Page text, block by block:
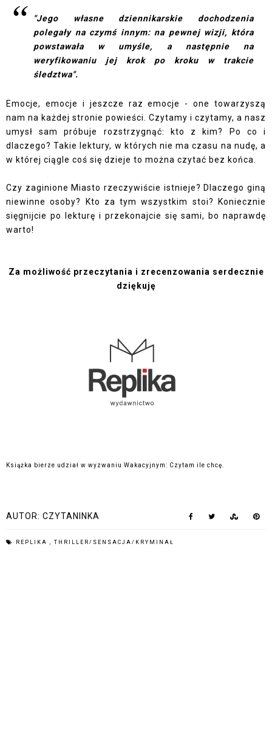
"Jego własne dziennikarskie dochodzenia
polegały na czymś innym: na pewnej wizji, która
powstawała w umyśle, a następnie na
weryfikowaniu jej krok po kroku w trakcie
śledztwa".
Emocje, emocje i jeszcze raz emocje - one towarzyszą
nam na każdej stronie powieści. Czytamy i czytamy, a nasz
umysł sam próbuje rozstrzygnąć: kto z kim? Po co i
dlaczego? Takie lektury, w których nie ma czasu na nudę, a
w której ciągle coś się dzieje to można czytać bez końca.
Czy zaginione Miasto rzeczywiście istnieje? Dlaczego giną
niewinne osoby? Kto za tym wszystkim stoi? Koniecznie
sięgnijcie po lekturę i przekonajcie się sami, bo naprawdę
warto!
Za możliwość przeczytania i zrecenzowania serdecznie
dziękuję
Książka bierze udział w wyzwaniu Wakacyjnym: Czytam ile chcę.
AUTOR: CZYTANINKA
REPLIKA THRILLER/SENSACJA/KRYMINAŁ